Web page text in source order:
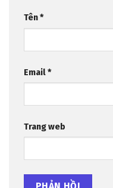
Tên*
Email*
Trang web